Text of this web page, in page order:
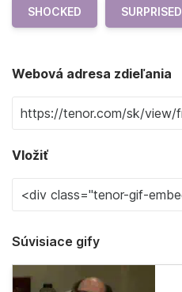
SHOCKED SURPRISED
Webová adresa zdieľania
Vložiť
Súvisiace gify